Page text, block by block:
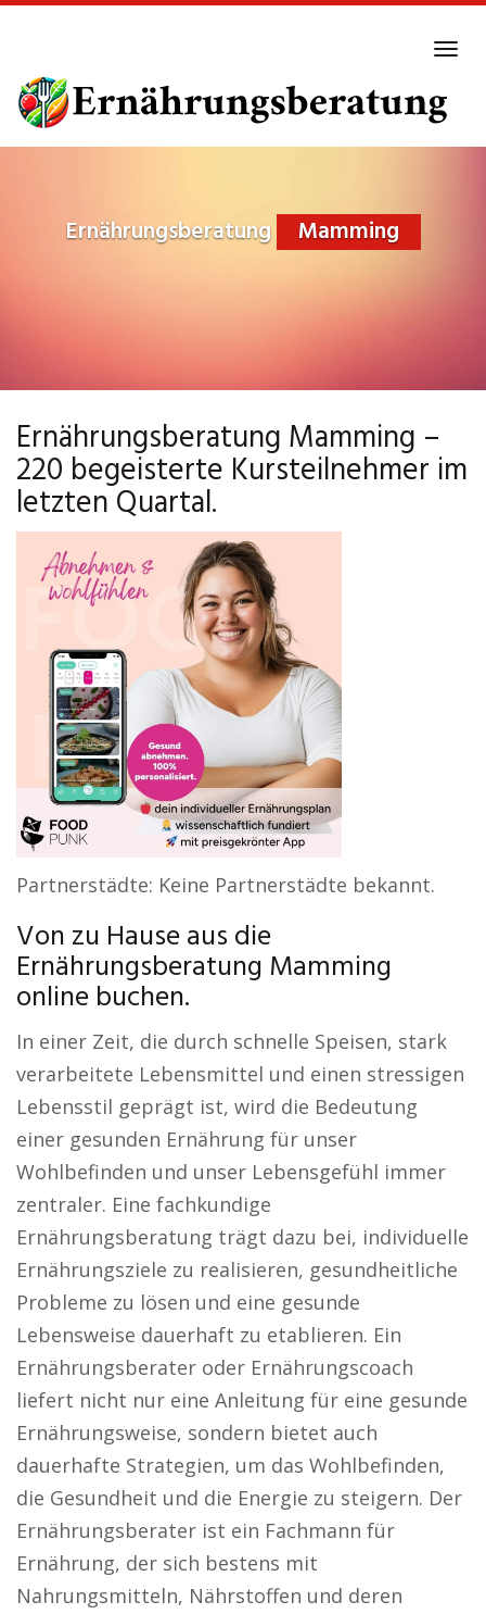
main
content
Ernährungsberatung Mamming
Ernährungsberatung Mamming –
220 begeisterte Kursteilnehmer im
letzten Quartal.
Partnerstädte: Keine Partnerstädte bekannt.
Von zu Hause aus die
Ernährungsberatung Mamming
online buchen.
In einer Zeit, die durch schnelle Speisen, stark
verarbeitete Lebensmittel und einen stressigen
Lebensstil geprägt ist, wird die Bedeutung
einer gesunden Ernährung für unser
Wohlbefinden und unser Lebensgefühl immer
zentraler. Eine fachkundige
Ernährungsberatung trägt dazu bei, individuelle
Ernährungsziele zu realisieren, gesundheitliche
Probleme zu lösen und eine gesunde
Lebensweise dauerhaft zu etablieren. Ein
Ernährungsberater oder Ernährungscoach
liefert nicht nur eine Anleitung für eine gesunde
Ernährungsweise, sondern bietet auch
dauerhafte Strategien, um das Wohlbefinden,
die Gesundheit und die Energie zu steigern. Der
Ernährungsberater ist ein Fachmann für
Ernährung, der sich bestens mit
Nahrungsmitteln, Nährstoffen und deren